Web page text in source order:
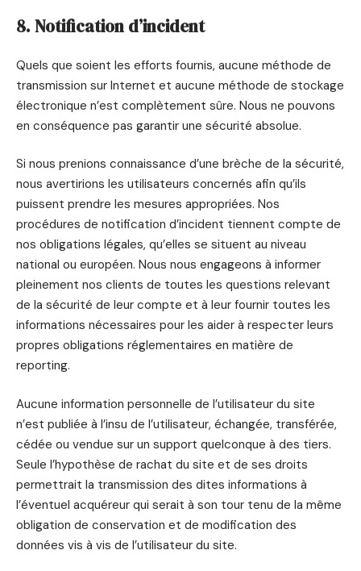
8. Notification d’incident
Quels que soient les efforts fournis, aucune méthode de
transmission sur Internet et aucune méthode de stockage
électronique n’est complètement sûre. Nous ne pouvons
en conséquence pas garantir une sécurité absolue.
Si nous prenions connaissance d’une brèche de la sécurité,
nous avertirions les utilisateurs concernés afin qu’ils
puissent prendre les mesures appropriées. Nos
procédures de notification d’incident tiennent compte de
nos obligations légales, qu’elles se situent au niveau
national ou européen. Nous nous engageons à informer
pleinement nos clients de toutes les questions relevant
de la sécurité de leur compte et à leur fournir toutes les
informations nécessaires pour les aider à respecter leurs
propres obligations réglementaires en matière de
reporting.
Aucune information personnelle de l’utilisateur du site
n’est publiée à l’insu de l’utilisateur, échangée, transférée,
cédée ou vendue sur un support quelconque à des tiers.
Seule l’hypothèse de rachat du site et de ses droits
permettrait la transmission des dites informations à
l’éventuel acquéreur qui serait à son tour tenu de la même
obligation de conservation et de modification des
données vis à vis de l’utilisateur du site.